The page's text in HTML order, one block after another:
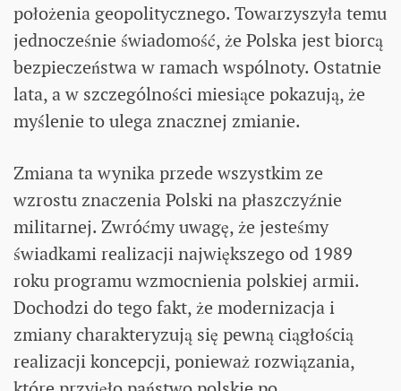
położenia geopolitycznego. Towarzyszyła temu
jednocześnie świadomość, że Polska jest biorcą
bezpieczeństwa w ramach wspólnoty. Ostatnie
lata, a w szczególności miesiące pokazują, że
myślenie to ulega znacznej zmianie.
Zmiana ta wynika przede wszystkim ze
wzrostu znaczenia Polski na płaszczyźnie
militarnej. Zwróćmy uwagę, że jesteśmy
świadkami realizacji największego od 1989
roku programu wzmocnienia polskiej armii.
Dochodzi do tego fakt, że modernizacja i
zmiany charakteryzują się pewną ciągłością
realizacji koncepcji, ponieważ rozwiązania,